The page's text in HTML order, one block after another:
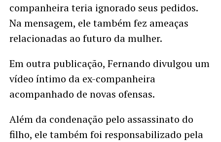
companheira teria ignorado seus pedidos.
Na mensagem, ele também fez ameaças
relacionadas ao futuro da mulher.
Em outra publicação, Fernando divulgou um
vídeo íntimo da ex-companheira
acompanhado de novas ofensas.
Além da condenação pelo assassinato do
filho, ele também foi responsabilizado pela